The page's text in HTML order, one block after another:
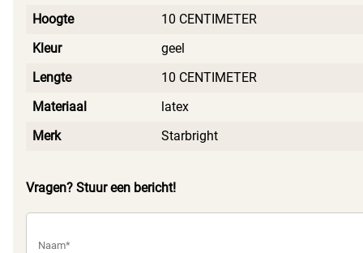
Hoogte
10 CENTIMETER
Kleur
geel
Lengte
10 CENTIMETER
Materiaal
latex
Merk
Starbright
Vragen? Stuur een bericht!